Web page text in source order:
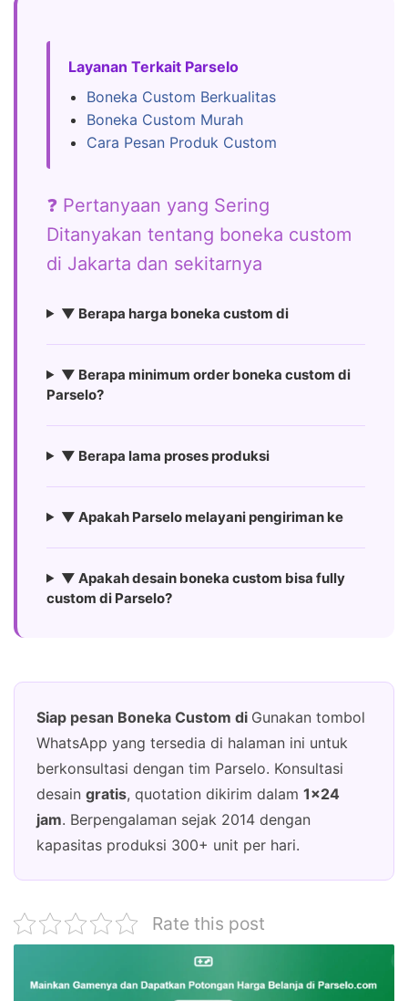
Layanan Terkait Parselo
Boneka Custom Berkualitas
Boneka Custom Murah
Cara Pesan Produk Custom
❓ Pertanyaan yang Sering
Ditanyakan tentang boneka custom
di Jakarta dan sekitarnya
▼ Berapa harga boneka custom di
▼ Berapa minimum order boneka custom di
Parselo?
▼ Berapa lama proses produksi
▼ Apakah Parselo melayani pengiriman ke
▼ Apakah desain boneka custom bisa fully
custom di Parselo?
Siap pesan Boneka Custom di Gunakan tombol
WhatsApp yang tersedia di halaman ini untuk
berkonsultasi dengan tim Parselo. Konsultasi
desain gratis, quotation dikirim dalam 1×24
jam. Berpengalaman sejak 2014 dengan
kapasitas produksi 300+ unit per hari.
Rate this post